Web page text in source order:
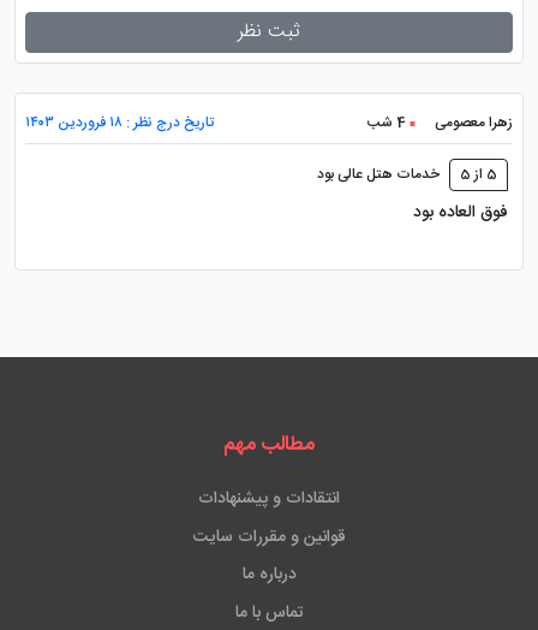
ثبت نظر
زهرا معصومی 4 شب تاریخ درج نظر : ۱۸ فروردین ۱۴۰۳
5 از 5 خدمات هتل عالی بود
فوق العاده بود
مطالب مهم
انتقادات و پیشنهادات
قوانین و مقررات سایت
درباره ما
تماس با ما